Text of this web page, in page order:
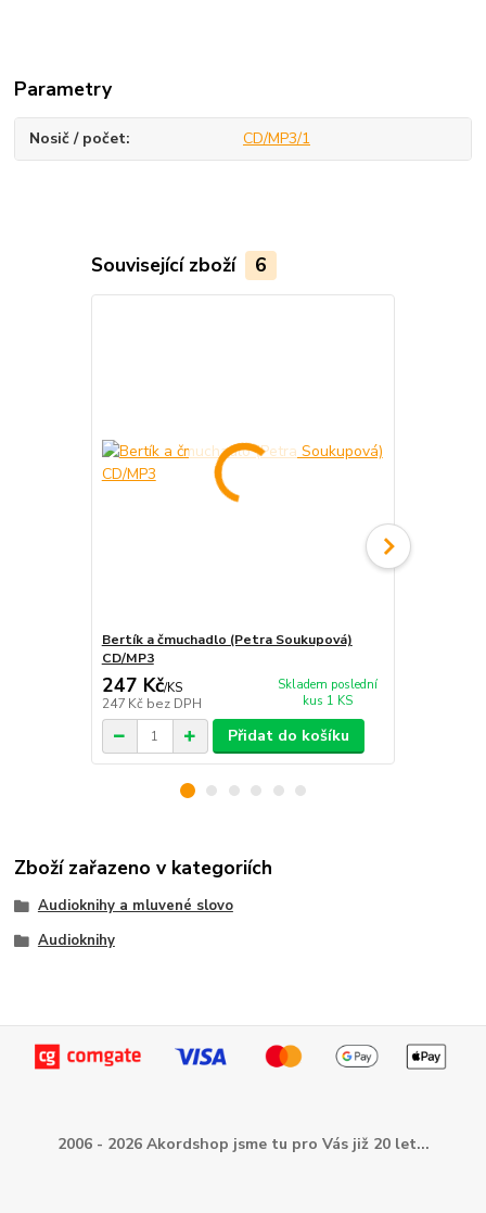
Parametry
Nosič / počet CD/MP3/1
Související zboží 6
Bertík a čmuchadlo (Petra Soukupová)
CD/MP3
247 Kč/KS
247 Kč bez DPH
Skladem poslední
kus 1 KS
Přidat do košíku
Zboží zařazeno v kategoriích
Audioknihy a mluvené slovo
Audioknihy
2006 - 2026 Akordshop jsme tu pro Vás již 20 let...